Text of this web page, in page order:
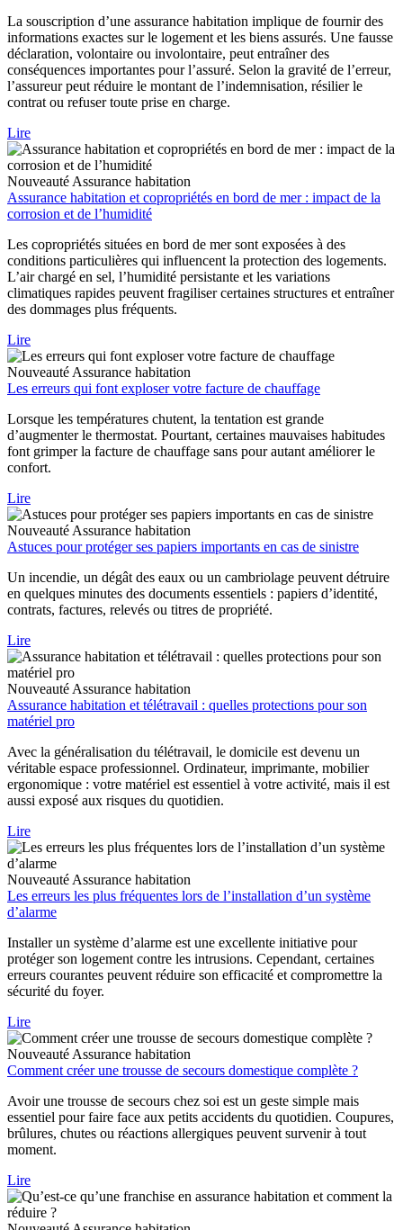
La souscription d’une assurance habitation implique de fournir des
informations exactes sur le logement et les biens assurés. Une fausse
déclaration, volontaire ou involontaire, peut entraîner des
conséquences importantes pour l’assuré. Selon la gravité de l’erreur,
l’assureur peut réduire le montant de l’indemnisation, résilier le
contrat ou refuser toute prise en charge.
Lire
Nouveauté Assurance habitation
Assurance habitation et copropriétés en bord de mer : impact de la
corrosion et de l’humidité
Les copropriétés situées en bord de mer sont exposées à des
conditions particulières qui influencent la protection des logements.
L’air chargé en sel, l’humidité persistante et les variations
climatiques rapides peuvent fragiliser certaines structures et entraîner
des dommages plus fréquents.
Lire
Nouveauté Assurance habitation
Les erreurs qui font exploser votre facture de chauffage
Lorsque les températures chutent, la tentation est grande
d’augmenter le thermostat. Pourtant, certaines mauvaises habitudes
font grimper la facture de chauffage sans pour autant améliorer le
confort.
Lire
Nouveauté Assurance habitation
Astuces pour protéger ses papiers importants en cas de sinistre
Un incendie, un dégât des eaux ou un cambriolage peuvent détruire
en quelques minutes des documents essentiels : papiers d’identité,
contrats, factures, relevés ou titres de propriété.
Lire
Nouveauté Assurance habitation
Assurance habitation et télétravail : quelles protections pour son
matériel pro
Avec la généralisation du télétravail, le domicile est devenu un
véritable espace professionnel. Ordinateur, imprimante, mobilier
ergonomique : votre matériel est essentiel à votre activité, mais il est
aussi exposé aux risques du quotidien.
Lire
Nouveauté Assurance habitation
Les erreurs les plus fréquentes lors de l’installation d’un système
d’alarme
Installer un système d’alarme est une excellente initiative pour
protéger son logement contre les intrusions. Cependant, certaines
erreurs courantes peuvent réduire son efficacité et compromettre la
sécurité du foyer.
Lire
Nouveauté Assurance habitation
Comment créer une trousse de secours domestique complète ?
Avoir une trousse de secours chez soi est un geste simple mais
essentiel pour faire face aux petits accidents du quotidien. Coupures,
brûlures, chutes ou réactions allergiques peuvent survenir à tout
moment.
Lire